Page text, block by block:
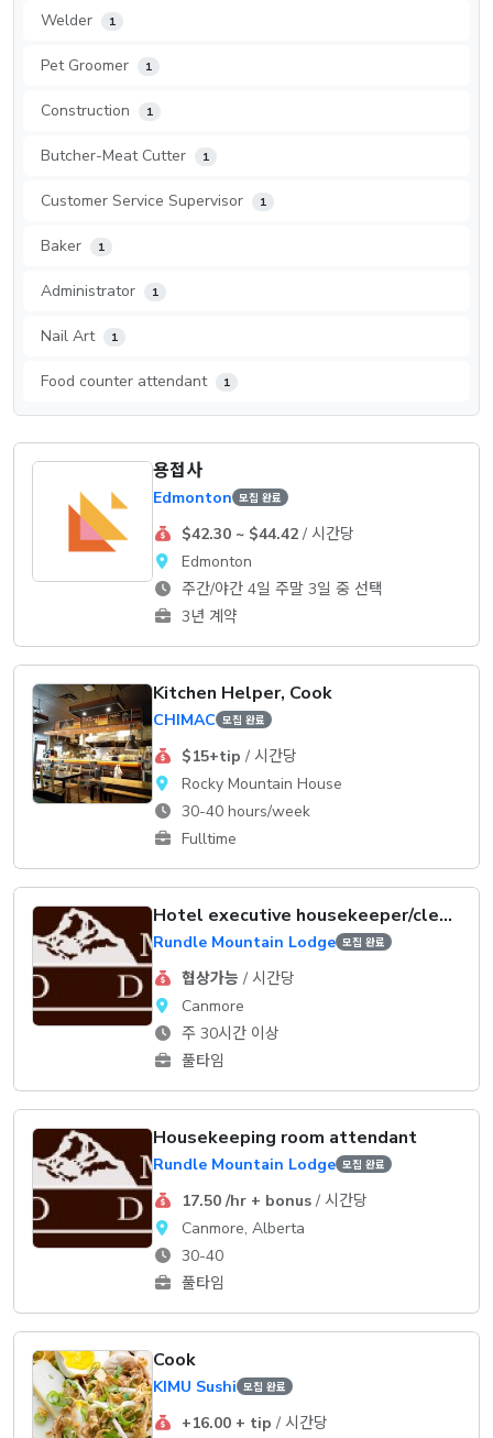
Welder 1
Pet Groomer 1
Construction 1
Butcher-Meat Cutter 1
Customer Service Supervisor 1
Baker 1
Administrator 1
Nail Art 1
Food counter attendant 1
용접사
Edmonton 모집 완료
$42.30 ~ $44.42/ 시간당
Edmonton
주간/야간 4일 주말 3일 중 선택
3년 계약
Kitchen Helper, Cook
CHIMAC 모집 완료
$15+tip / 시간당
Rocky Mountain House
30-40 hours/week
Fulltime
Hotel executive housekeeper/clerk supervisor
Rundle Mountain Lodge 모집 완료
협상가능 / 시간당
Canmore
주 30시간 이상
풀타임
Housekeeping room attendant
Rundle Mountain Lodge 모집 완료
17.50 /hr + bonus/ 시간당
Canmore, Alberta
30-40
풀타임
Cook
KIMU Sushi 모집 완료
+16.00 + tip / 시간당